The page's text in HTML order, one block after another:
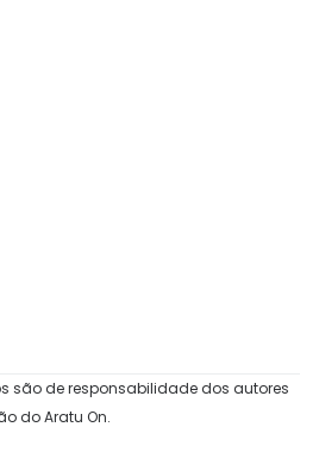
são de responsabilidade dos autores
do Aratu On.